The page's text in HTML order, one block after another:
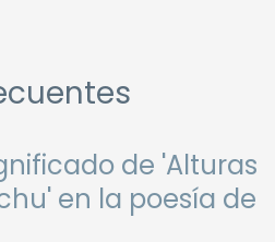
de 'Alturas
en la poesía de